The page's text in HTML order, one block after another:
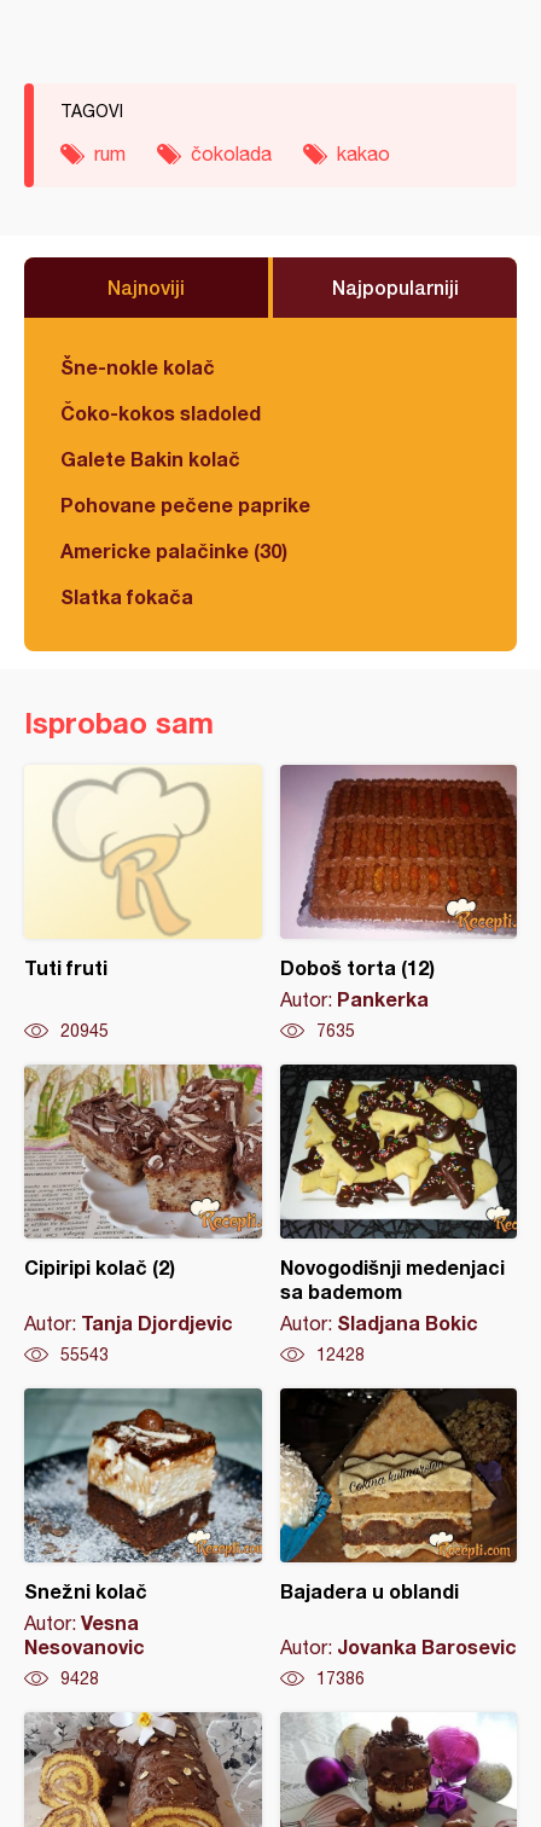
TAGOVI
rum čokolada kakao
Najnoviji Najpopularniji
Šne-nokle kolač
Čoko-kokos sladoled
Galete Bakin kolač
Pohovane pečene paprike
Americke palačinke (30)
Slatka fokača
Isprobao sam
Tuti fruti
20945
Doboš torta (12)
Autor: Pankerka
7635
Cipiripi kolač (2)
Autor: Tanja Djordjevic
55543
Novogodišnji medenjaci
sa bademom
Autor: Sladjana Bokic
12428
Snežni kolač
Autor: Vesna
Nesovanovic
9428
Bajadera u oblandi
Autor: Jovanka Barosevic
17386